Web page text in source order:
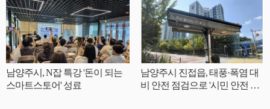
남양주시, N잡 특강 '돈이 되는
스마트스토어' 성료
남양주시 진접읍, 태풍·폭염 대
비 안전 점검으로 '시민 안전 철